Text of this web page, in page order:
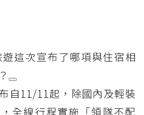
這次宣布了哪項與住宿相
自11/11起，除國內及輕裝
全線行程實施「領隊不配